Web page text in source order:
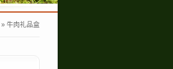
» 牛肉礼品盒